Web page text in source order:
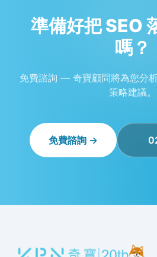
準備好把 SEO
嗎？
免費諮詢 — 奇寶顧問將為您分
策略建議。
免費諮詢 →